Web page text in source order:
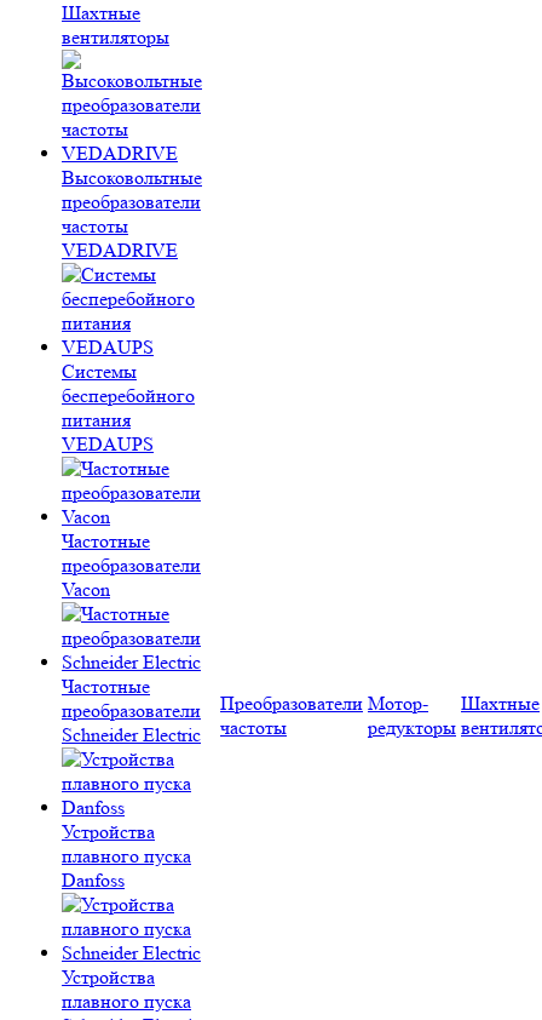
Шахтные
вентиляторы
Высоковольтные
преобразователи
частоты
VEDADRIVE
Системы
бесперебойного
питания
VEDAUPS
Частотные
преобразователи
Vacon
Частотные
преобразователи
Schneider Electric
Устройства
плавного пуска
Danfoss
Устройства
плавного пуска
Преобразователи
частоты
Мотор-
редукторы
Шахтные